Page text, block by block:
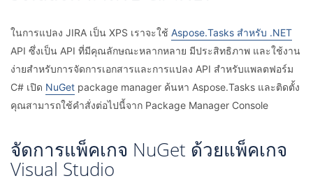
ในการแปลง JIRA เป็น XPS เราจะใช้ Aspose.Tasks สำหรับ .NET
API ซึ่งเป็น API ที่มีคุณลักษณะหลากหลาย มีประสิทธิภาพ และใช้งาน
ง่ายสำหรับการจัดการเอกสารและการแปลง API สำหรับแพลตฟอร์ม
C# เปิด NuGet package manager ค้นหา Aspose.Tasks และติดตั้ง
คุณสามารถใช้คำสั่งต่อไปนี้จาก Package Manager Console
จัดการแพ็คเกจ NuGet ด้วยแพ็คเกจ
Visual Studio